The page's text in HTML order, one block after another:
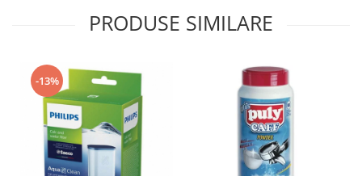
PRODUSE SIMILARE
-13%